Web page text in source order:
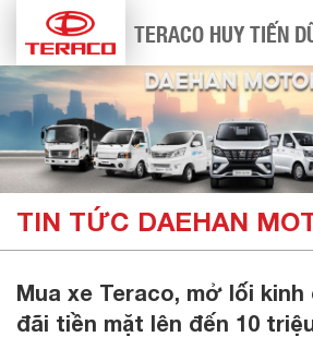
TERACO HUY TIẾN
TIN TỨC DAEHAN
Mua xe Teraco, mở lối kinh
đãi tiền mặt lên đến 10